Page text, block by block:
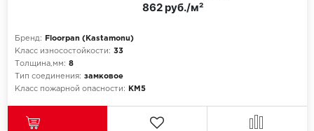
Бренд:
Floorpan (Kastamonu)
Класс износостойкости: 33
Толщина,мм: 8
Тип соединения: замковое
Класс пожарной опасности:
КМ5
862 руб./м²